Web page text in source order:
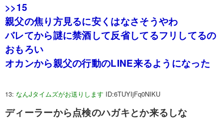
>>15
親父の焦り方見るに安くはなさそうやわ
バレてから謎に禁酒して反省してるフリしてるの
おもろい
オカンから親父の行動のLINE来るようになった
13: なんJタイムズがお送りします ID:6TUYIjFq0NIKU
ディーラーから点検のハガキとか来るしな